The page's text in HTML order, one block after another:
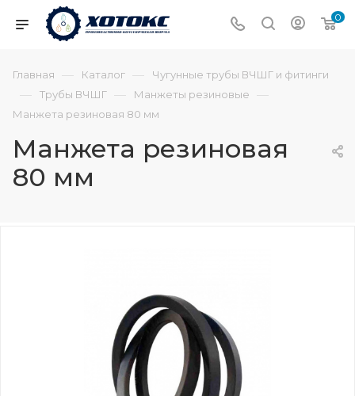
0
Главная — Каталог — Чугунные трубы ВЧШГ и фитинги
— Трубы ВЧШГ — Манжеты резиновые —
Манжета резиновая 80 мм
Манжета резиновая
80 мм